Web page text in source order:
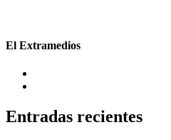
El Extramedios
Entradas recientes